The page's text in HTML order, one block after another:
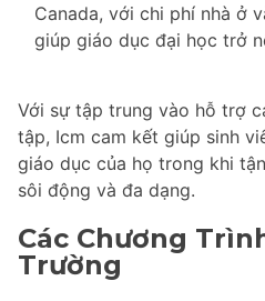
Canada, với chi phí nhà ở
giúp giáo dục đại học trở
Với sự tập trung vào hỗ trợ
tập, Icm cam kết giúp sinh
giáo dục của họ trong khi
sôi động và đa dạng.
Các Chương
Trường